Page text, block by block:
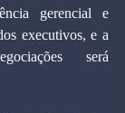
gerencial e
executivos, e a
será